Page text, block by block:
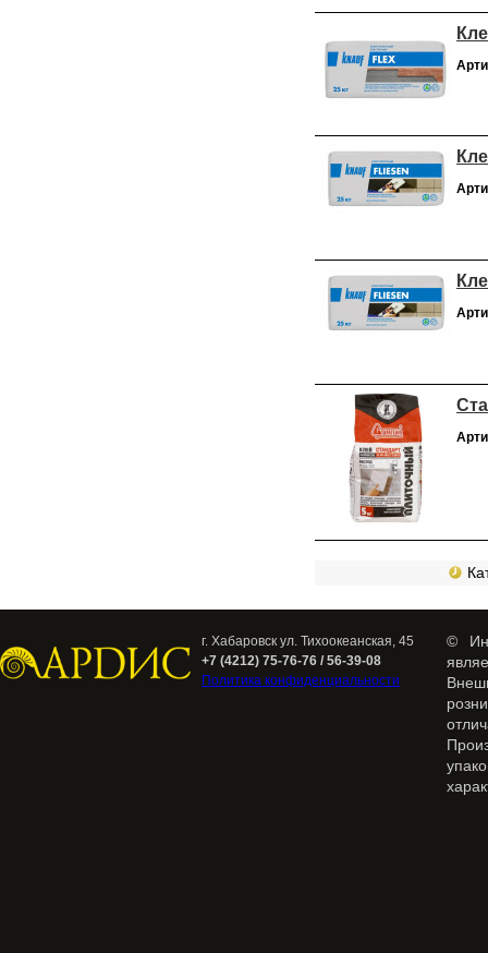
г. Хабаровск ул. Тихоокеанская, 45
+7 (4212) 75-76-76 / 56-39-08
Политика конфиденциальности
©